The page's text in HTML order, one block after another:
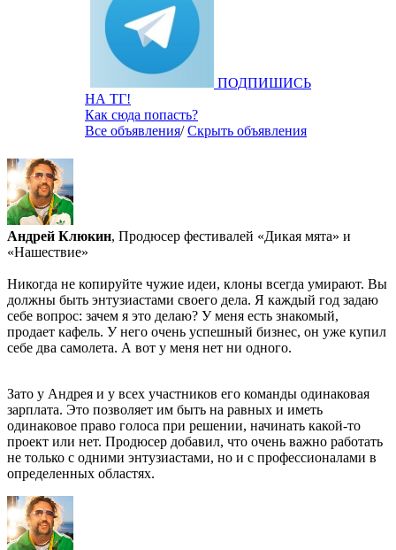
ПОДПИШИСЬ
НА ТГ!
Как сюда попасть?
Все объявления/Скрыть объявления
Андрей Клюкин, Продюсер фестивалей «Дикая мята» и
«Нашествие»
Никогда не копируйте чужие идеи, клоны всегда умирают. Вы
должны быть энтузиастами своего дела. Я каждый год задаю
себе вопрос: зачем я это делаю? У меня есть знакомый,
продает кафель. У него очень успешный бизнес, он уже купил
себе два самолета. А вот у меня нет ни одного.
Зато у Андрея и у всех участников его команды одинаковая
зарплата. Это позволяет им быть на равных и иметь
одинаковое право голоса при решении, начинать какой-то
проект или нет. Продюсер добавил, что очень важно работать
не только с одними энтузиастами, но и с профессионалами в
определенных областях.